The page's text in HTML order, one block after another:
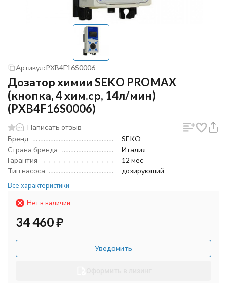
Артикул:PXB4F16S0006
Дозатор химии SEKO PROMAX
(кнопка, 4 хим.ср, 14л/мин)
(PXB4F16S0006)
Написать отзыв
Бренд
SEKO
Страна бренда
Италия
Гарантия
12 мес
Тип насоса
дозирующий
Все характеристики
Нет в наличии
34 460₽
Уведомить